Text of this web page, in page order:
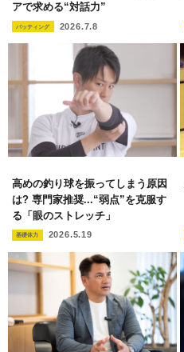
アで求める“対話力”
バッティング 2026.7.8
高めの釣り球を振ってしまう原因
は? 専門家推奨...“弱点”を克服す
る「眼のストレッチ」
基礎体力 2026.5.19